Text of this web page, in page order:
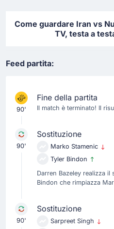
Come guardare Iran vs
TV, testa a
Feed partita:
90'
Fine della partita
Il match è terminato! Il
90'
Sostituzione
Marko Stamenic
Tyler Bindon
Darren Bazeley realizza
Bindon che rimpiazza
90'
Sostituzione
Sarpreet Singh